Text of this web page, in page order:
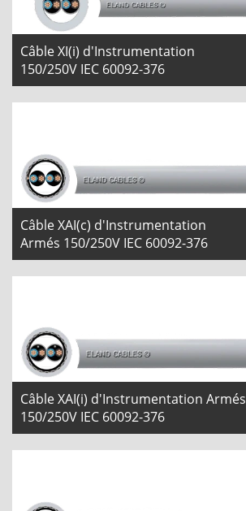
Câble XI(i) d'Instrumentation
150/250V IEC 60092-376
Câble XAI(c) d'Instrumentation
Armés 150/250V IEC 60092-376
Câble XAI(i) d'Instrumentation Armés
150/250V IEC 60092-376